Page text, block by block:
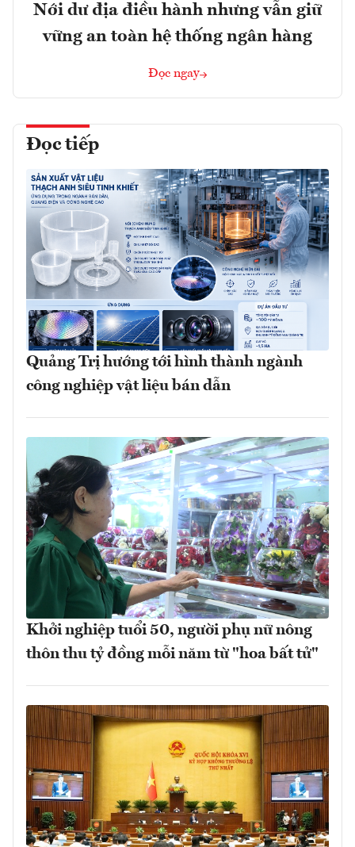
Nới dư địa điều hành nhưng vẫn giữ
vững an toàn hệ thống ngân hàng
Đọc ngay
Đọc tiếp
Quảng Trị hướng tới hình thành ngành
công nghiệp vật liệu bán dẫn
Khởi nghiệp tuổi 50, người phụ nữ nông
thôn thu tỷ đồng mỗi năm từ "hoa bất tử"